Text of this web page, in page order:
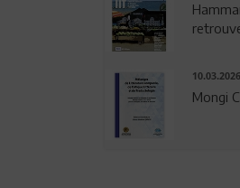
10.03.2026
Mongi